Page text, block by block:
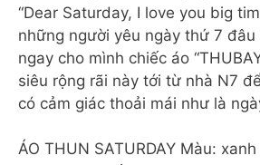
“Dear Saturday, I love you big
những người yêu ngày thứ 7 đâu
ngay cho mình chiếc áo
siêu rộng rãi này tới từ nhà N7
có cảm giác thoải mái như là
ÁO THUN SATURDAY Màu: